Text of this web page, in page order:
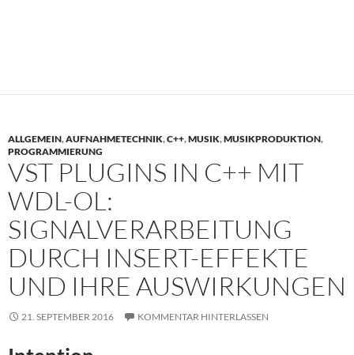
ALLGEMEIN,AUFNAHMETECHNIK,C++,MUSIK,MUSIKPRODUKTION,
PROGRAMMIERUNG
VST PLUGINS IN C++ MIT
WDL-OL:
SIGNALVERARBEITUNG
DURCH INSERT-EFFEKTE
UND IHRE AUSWIRKUNGEN
21. SEPTEMBER 2016 KOMMENTAR HINTERLASSEN